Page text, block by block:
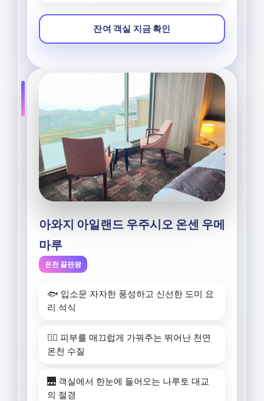
잔여 객실 지금 확인
아와지 아일랜드 우주시오 온센 우메
마루
온천 끝판왕
🐟 입소문 자자한 풍성하고 신선한 도미 요
리 석식
🧖‍♀️ 피부를 매끄럽게 가꿔주는 뛰어난 천연
온천 수질
🌉 객실에서 한눈에 들어오는 나루토 대교
의 절경